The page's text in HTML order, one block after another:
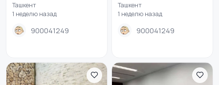
Ташкент
1 неделю назад
900041249
Ташкент
1 неделю назад
900041249